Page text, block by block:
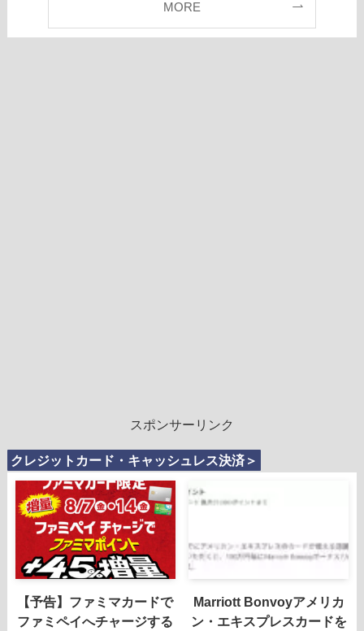
MORE
スポンサーリンク
クレジットカード・キャッシュレス決済＞
【予告】ファミマカードで
ファミペイへチャージする
Marriott Bonvoyアメリカ
ン・エキスプレスカードを